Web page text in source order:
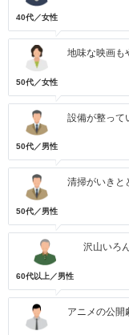
40代／女性
50代／女性
地味な映画も
50代／男性
設備が整って
50代／男性
清掃がいきと
60代以上／男性
沢山いろ
アニメの公開